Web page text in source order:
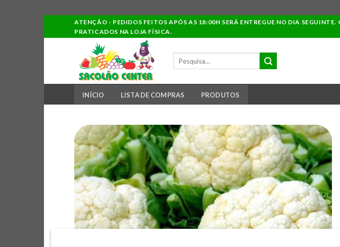
ATENÇÃO - PEDIDOS FEITOS APÓS AS 18:00H SERÁ ENTREGUE NO DIA
PRATICADOS NA LOJA FÍSICA.
PESQUISAR
POR:
INÍCIO LISTA DE COMPRAS PRODUTOS
ADICIONAR
A LISTA DE
COMPRAS